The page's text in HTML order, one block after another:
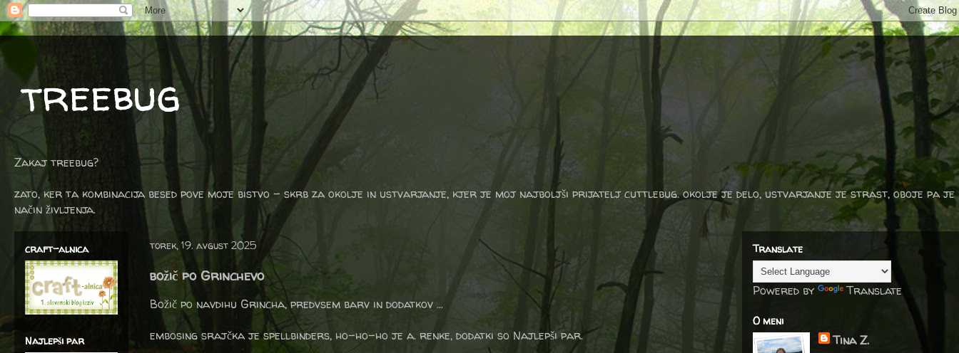
treebug
Zakaj treebug?
zato, ker ta kombinacija besed pove moje bistvo - skrb za okolje in ustvarjanje, kjer je moj najboljši prijatelj cuttlebug. okolje je delo, ustvarjanje je strast, oboje pa je
način življenja.
torek, 19. avgust 2025
božič po Grinchevo
Božič po navdihu Grincha, predvsem barv in dodatkov ...
embosing srajčka je spellbinders, ho-ho-ho je a. renke, dodatki so Najlepši par.
craft-alnica
Najlepši par
Translate
Powered by Translate
O meni
Tina Z.